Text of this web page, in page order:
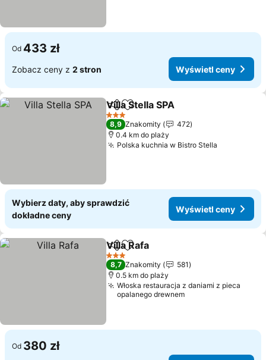
Od 433 zł
Zobacz ceny z 2 stron Wyświetl ceny
Udostępnij
Dodaj do ulubionych
Villa Stella SPA
3 Kategoria
8,9 Znakomity
472
0.4 km do plaży
Polska kuchnia w Bistro Stella
Wybierz daty, aby sprawdzić
dokładne ceny
Wyświetl ceny
Udostępnij
Dodaj do ulubionych
Villa Rafa
3 Kategoria
8,7 Znakomity
581
0.5 km do plaży
Włoska restauracja z daniami z pieca
opalanego drewnem
Od 380 zł